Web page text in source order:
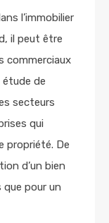
l’immobilier
il peut être
commerciaux
étude de
secteurs
qui
propriété. De
d’un bien
pour un